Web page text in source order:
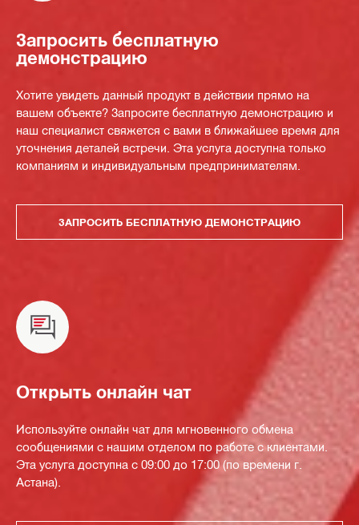
Запросить бесплатную
демонстрацию
Хотите увидеть данный продукт в действии прямо на
вашем объекте? Запросите бесплатную демонстрацию и
наш специалист свяжется с вами в ближайшее время для
уточнения деталей встречи. Эта услуга доступна только
компаниям и индивидуальным предпринимателям.
ЗАПРОСИТЬ БЕСПЛАТНУЮ ДЕМОНСТРАЦИЮ
Открыть онлайн чат
Используйте онлайн чат для мгновенного обмена
сообщениями с нашим отделом по работе с клиентами.
Эта услуга доступна с 09:00 до 17:00 (по времени г.
Астана).